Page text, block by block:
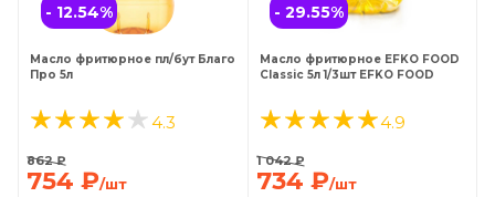
- 12.54%
Масло фритюрное пл/бут Благо
Про 5л
4.3
754 ₽/шт
862₽
- 29.55%
Масло фритюрное EFKO FOOD
Classic 5л 1/3шт EFKO FOOD
4.9
734 ₽/шт
1 042₽